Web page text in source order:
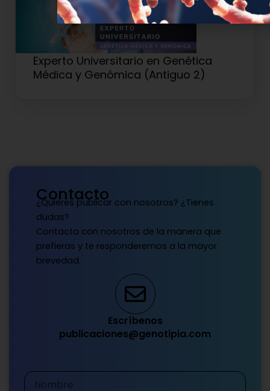
Experto Universitario en Genética
Médica y Genómica (Antiguo 2)
Contacto
¿Quieres publicar con nosotros? ¿Tienes
dudas?
Contacta con nosotros de la manera que
prefieras y te responderemos a la mayor
brevedad.
Escríbenos
publicaciones@genotipia.com
Nombre